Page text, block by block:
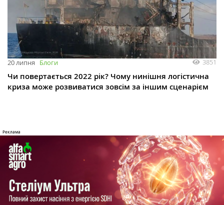
20 липня Блоги 3851
Чи повертається 2022 рік? Чому нинішня логістична
криза може розвиватися зовсім за іншим сценарієм